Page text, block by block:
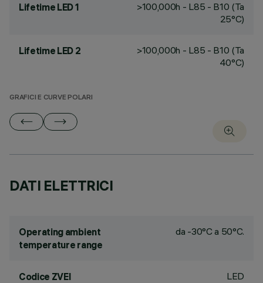
Lifetime LED 1
>100,000h - L85 - B10 (Ta
25°C)
Lifetime LED 2
>100,000h - L85 - B10 (Ta
40°C)
GRAFICI E CURVE POLARI
DATI ELETTRICI
Operating ambient
temperature range
da -30°C a 50°C.
Codice ZVEI LED